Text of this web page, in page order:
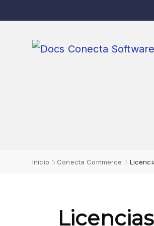
Inicio Conecta Commerce
Licencias